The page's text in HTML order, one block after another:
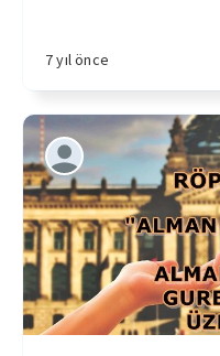
7 yıl önce